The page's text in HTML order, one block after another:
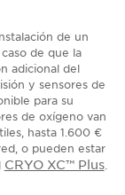
de un
de que la
adicional del
y sensores de
para su
de oxígeno van
hasta 1.600 €
o pueden estar
CRYO XC™ Plus.